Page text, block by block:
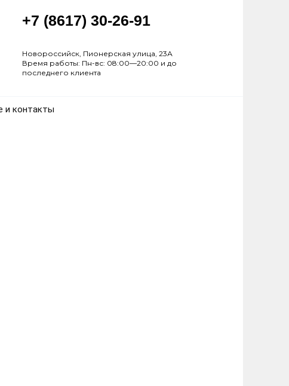
+7 (8617) 30-26-91
Новороссийск, Пионерская улица, 23А
Время работы: Пн-вс: 08:00—20:00 и до
последнего клиента
и контакты